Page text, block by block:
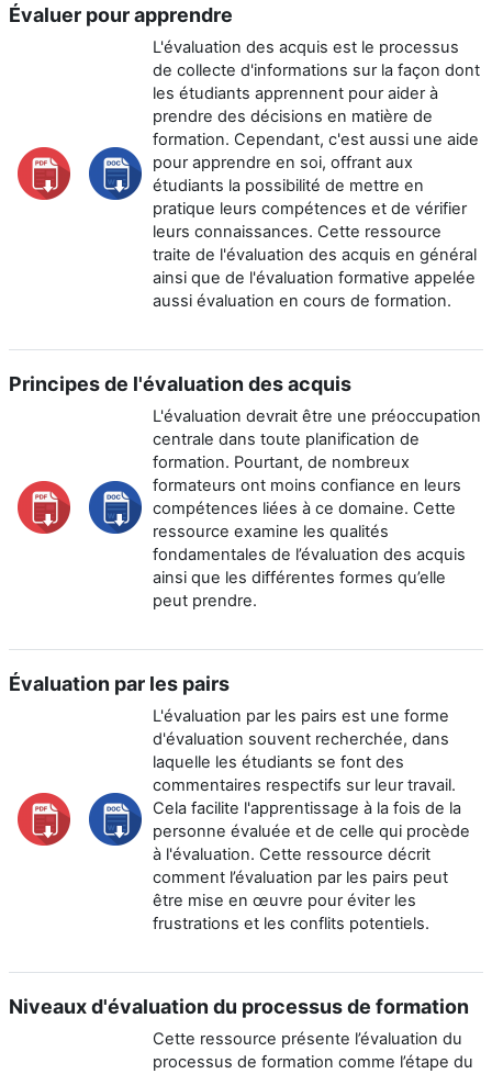
Évaluer pour apprendre
L'évaluation des acquis est le processus
de collecte d'informations sur la façon dont
les étudiants apprennent pour aider à
prendre des décisions en matière de
formation. Cependant, c'est aussi une aide
pour apprendre en soi, offrant aux
étudiants la possibilité de mettre en
pratique leurs compétences et de vérifier
leurs connaissances. Cette ressource
traite de l'évaluation des acquis en général
ainsi que de l'évaluation formative appelée
aussi évaluation en cours de formation.
Principes de l'évaluation des acquis
L'évaluation devrait être une préoccupation
centrale dans toute planification de
formation. Pourtant, de nombreux
formateurs ont moins confiance en leurs
compétences liées à ce domaine. Cette
ressource examine les qualités
fondamentales de l’évaluation des acquis
ainsi que les différentes formes qu’elle
peut prendre.
Évaluation par les pairs
L'évaluation par les pairs est une forme
d'évaluation souvent recherchée, dans
laquelle les étudiants se font des
commentaires respectifs sur leur travail.
Cela facilite l'apprentissage à la fois de la
personne évaluée et de celle qui procède
à l'évaluation. Cette ressource décrit
comment l’évaluation par les pairs peut
être mise en œuvre pour éviter les
frustrations et les conflits potentiels.
Niveaux d'évaluation du processus de formation
Cette ressource présente l’évaluation du
processus de formation comme l’étape du